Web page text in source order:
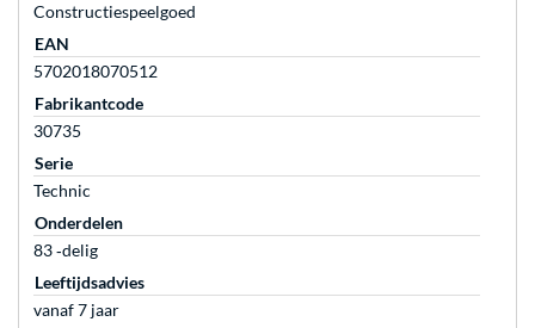
Constructiespeelgoed
EAN
5702018070512
Fabrikantcode
30735
Serie
Technic
Onderdelen
83 ‐delig
Leeftijdsadvies
vanaf 7 jaar